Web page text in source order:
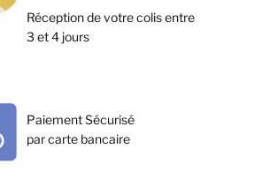
Réception de votre colis entre
3 et 4 jours
Paiement Sécurisé
par carte bancaire